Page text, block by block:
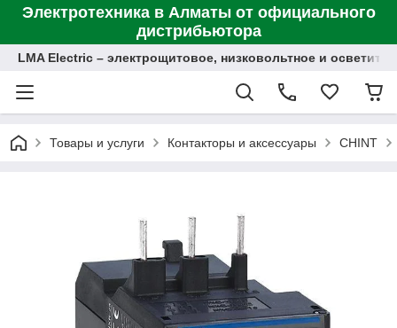
Электротехника в Алматы от официального
дистрибьютора
LMA Electric – электрощитовое, низковольтное и
Товары и услуги Контакторы и аксессуары CHINT